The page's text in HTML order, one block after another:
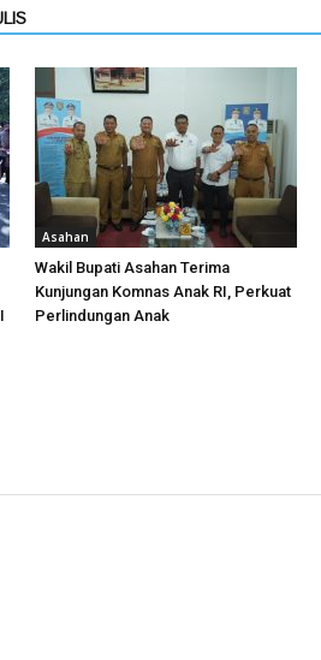
Asahan
Wakil Bupati Asahan Terima
Kunjungan Komnas Anak RI, Perkuat
Perlindungan Anak